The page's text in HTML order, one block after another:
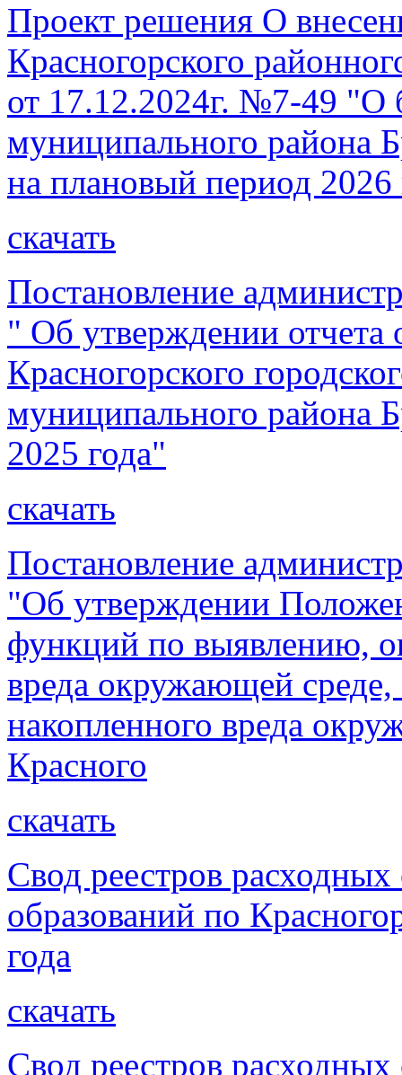
Проект решения О
Красногорского
от 17.12.2024г. №7-49 "О
муниципального района
на плановый период
скачать
Постановление
" Об утверждении
Красногорского
муниципального района
2025 года"
скачать
Постановление
"Об утверждении
функций по выявлению,
вреда окружающей
накопленного вреда
Красного
скачать
Свод реестров
образований по
года
скачать
Свод реестров